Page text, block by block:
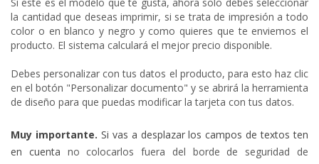
la cantidad que deseas imprimir, si se trata de impresión a todo
color o en blanco y negro y como quieres que te enviemos el
producto. El sistema calculará el mejor precio disponible.
Debes personalizar con tus datos el producto, para esto haz clic
en el botón "Personalizar documento" y se abrirá la herramienta
de diseño para que puedas modificar la tarjeta con tus datos.
Muy importante. Si vas a desplazar los campos de textos ten
en cuenta no colocarlos fuera del borde de seguridad de